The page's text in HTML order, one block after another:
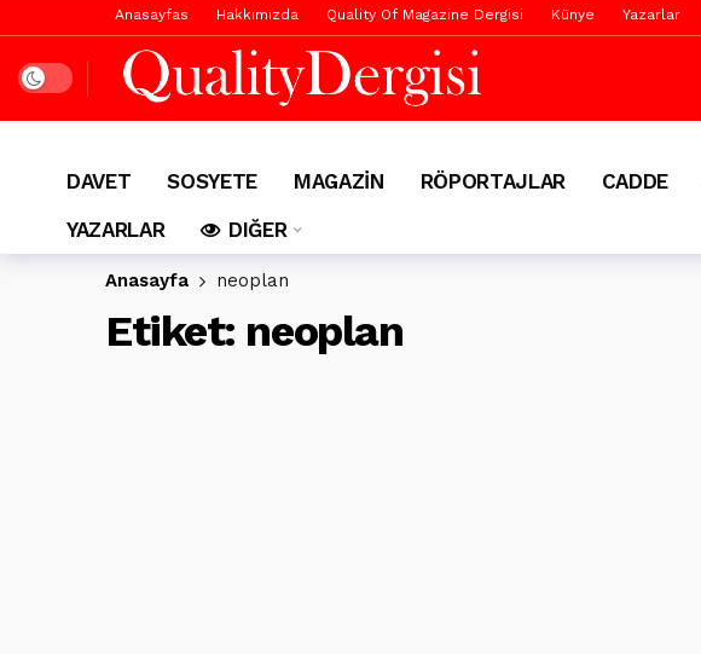
Anasayfas Hakkımızda Quality Of Magazine Dergisi Künye Yazarlar
Dark mode
DAVET SOSYETE MAGAZİN RÖPORTAJLAR CADDE
YAZARLAR
DIĞER
Anasayfa neoplan
Etiket: neoplan